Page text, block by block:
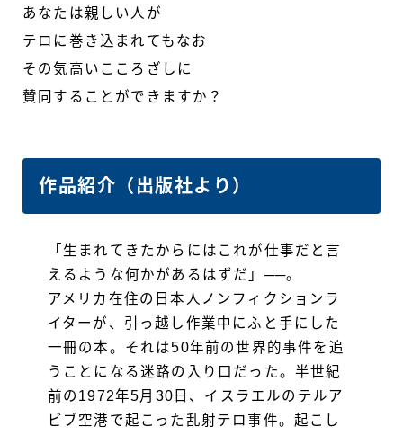
あなたは親しい人が
テロに巻き込まれてもなお
その気高いこころざしに
賛同することができますか？
作品紹介（出版社より）
「生まれてきたからにはこれが仕事だと言
えるような何かがあるはずだ」──。
アメリカ在住の日本人ノンフィクションラ
イターが、引っ越し作業中にふと手にした
一冊の本。それは50年前の世界的事件を追
うことになる迷路の入り口だった。半世紀
前の1972年5月30日、イスラエルのテルア
ビブ空港で起こった乱射テロ事件。起こし